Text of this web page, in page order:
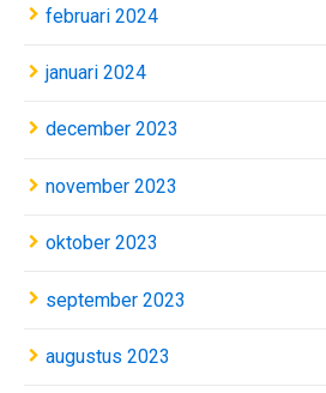
februari 2024
januari 2024
december 2023
november 2023
oktober 2023
september 2023
augustus 2023